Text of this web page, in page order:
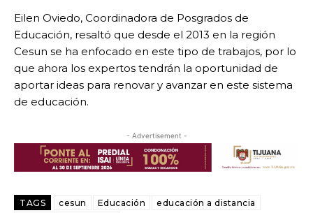
Eilen Oviedo, Coordinadora de Posgrados de
Educación, resaltó que desde el 2013 en la región
Cesun se ha enfocado en este tipo de trabajos, por lo
que ahora los expertos tendrán la oportunidad de
aportar ideas para renovar y avanzar en este sistema
de educación.
- Advertisement -
TAGS cesun Educación
educación a distancia